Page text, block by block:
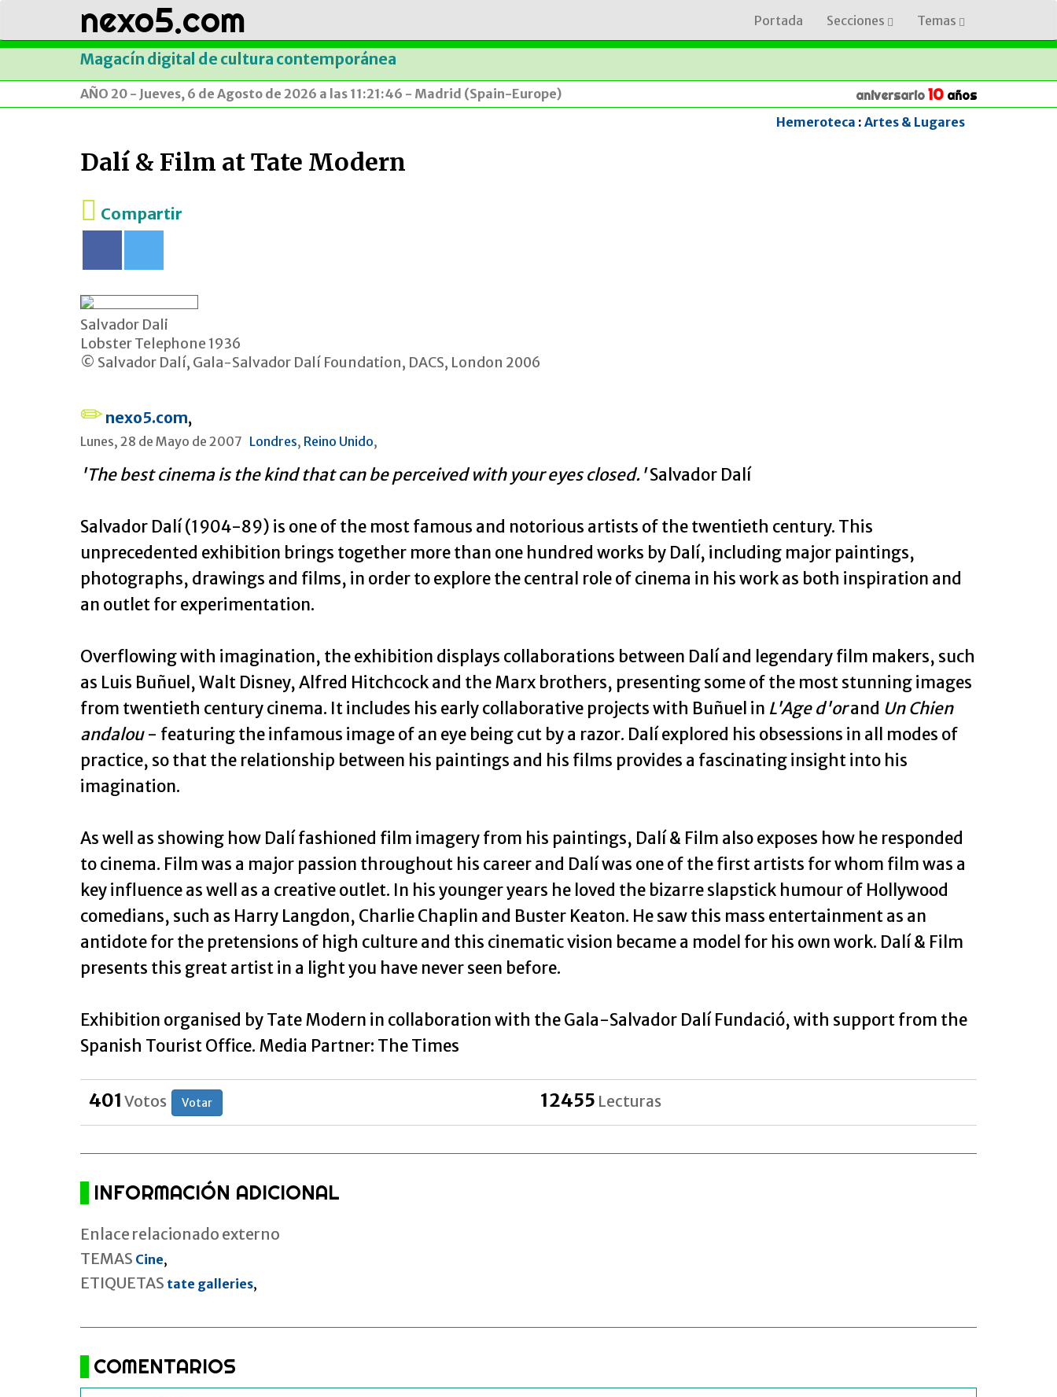
nexo5.com Portada Secciones Temas
Magacín digital de cultura contemporánea
AÑO 20 - Jueves, 6 de Agosto de 2026 a las 11:21:46 - Madrid (Spain-Europe) aniversario 10 años
Hemeroteca : Artes & Lugares
Dalí & Film at Tate Modern
Compartir
Salvador Dali
Lobster Telephone 1936
© Salvador Dalí, Gala-Salvador Dalí Foundation, DACS, London 2006
nexo5.com,
Lunes, 28 de Mayo de 2007 Londres, Reino Unido,
'The best cinema is the kind that can be perceived with your eyes closed.'Salvador Dalí
Salvador Dalí (1904-89) is one of the most famous and notorious artists of the twentieth century. This
unprecedented exhibition brings together more than one hundred works by Dalí, including major paintings,
photographs, drawings and films, in order to explore the central role of cinema in his work as both inspiration and
an outlet for experimentation.
Overflowing with imagination, the exhibition displays collaborations between Dalí and legendary film makers, such
as Luis Buñuel, Walt Disney, Alfred Hitchcock and the Marx brothers, presenting some of the most stunning images
from twentieth century cinema. It includes his early collaborative projects with Buñuel in L'Age d'orand Un Chien
andalou- featuring the infamous image of an eye being cut by a razor. Dalí explored his obsessions in all modes of
practice, so that the relationship between his paintings and his films provides a fascinating insight into his
imagination.
As well as showing how Dalí fashioned film imagery from his paintings, Dalí & Film also exposes how he responded
to cinema. Film was a major passion throughout his career and Dalí was one of the first artists for whom film was a
key influence as well as a creative outlet. In his younger years he loved the bizarre slapstick humour of Hollywood
comedians, such as Harry Langdon, Charlie Chaplin and Buster Keaton. He saw this mass entertainment as an
antidote for the pretensions of high culture and this cinematic vision became a model for his own work. Dalí & Film
presents this great artist in a light you have never seen before.
Exhibition organised by Tate Modern in collaboration with the Gala-Salvador Dalí Fundació, with support from the
Spanish Tourist Office. Media Partner: The Times
401 Votos Votar 12455 Lecturas
INFORMACIÓN ADICIONAL
Enlace relacionado externo
TEMAS Cine,
ETIQUETAS tate galleries,
COMENTARIOS